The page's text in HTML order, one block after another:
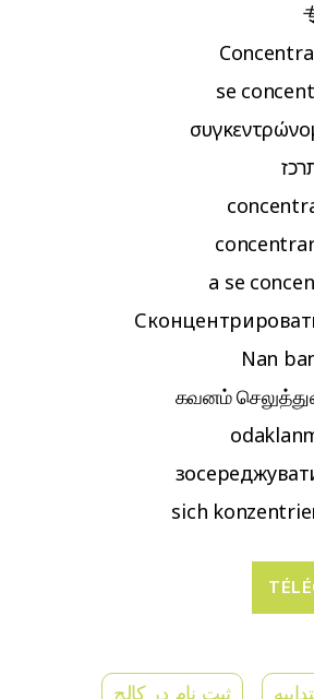
se
a se
Nan
கவனம்
sich
ثبت نام در کالج